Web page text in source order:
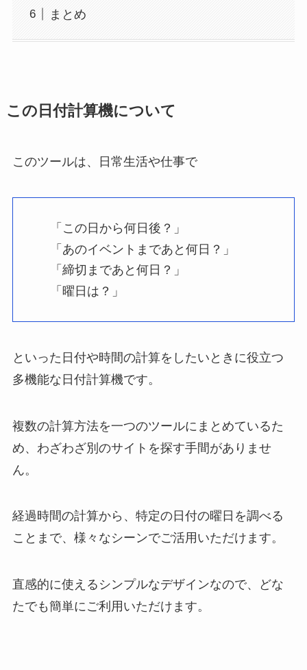
まとめ
この日付計算機について
このツールは、日常生活や仕事で
「この日から何日後？」
「あのイベントまであと何日？」
「締切まであと何日？」
「曜日は？」
といった日付や時間の計算をしたいときに役立つ
多機能な日付計算機です。
複数の計算方法を一つのツールにまとめているた
め、わざわざ別のサイトを探す手間がありませ
ん。
経過時間の計算から、特定の日付の曜日を調べる
ことまで、様々なシーンでご活用いただけます。
直感的に使えるシンプルなデザインなので、どな
たでも簡単にご利用いただけます。